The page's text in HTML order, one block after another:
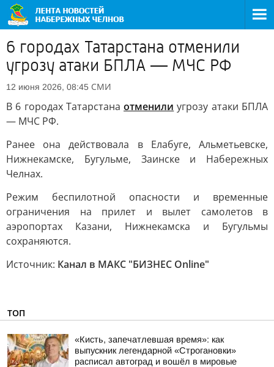
6 городах Татарстана отменили
угрозу атаки БПЛА — МЧС РФ
12 июня 2026, 08:45 СМИ
В 6 городах Татарстанаотменили угрозу атаки БПЛА
— МЧС РФ.
Ранее она действовала в Елабуге, Альметьевске,
Нижнекамске, Бугульме, Заинске и Набережных
Челнах.
Режим беспилотной опасности и временные
ограничения на прилет и вылет самолетов в
аэропортах Казани, Нижнекамска и Бугульмы
сохраняются.
Источник: Канал в МАКС "БИЗНЕС Online"
ТОП
«Кисть, запечатлевшая время»: как
выпускник легендарной «Строгановки»
расписал автоград и вошёл в мировые